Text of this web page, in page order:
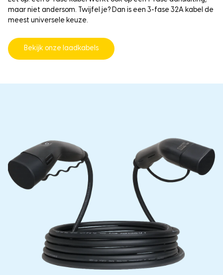
maar niet andersom. Twijfel je? Dan is een 3-fase 32A kabel de
meest universele keuze.
Bekijk onze laadkabels